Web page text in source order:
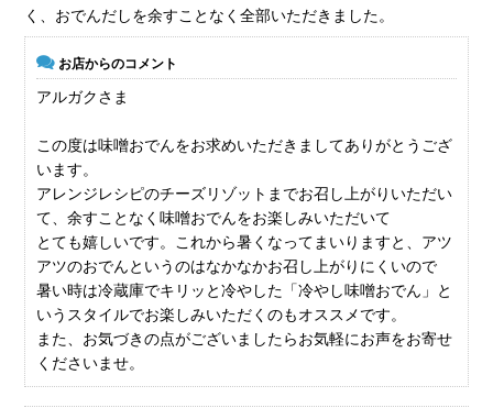
く、おでんだしを余すことなく全部いただきました。
お店からのコメント
アルガクさま
この度は味噌おでんをお求めいただきましてありがとうござ
います。
アレンジレシピのチーズリゾットまでお召し上がりいただい
て、余すことなく味噌おでんをお楽しみいただいて
とても嬉しいです。これから暑くなってまいりますと、アツ
アツのおでんというのはなかなかお召し上がりにくいので
暑い時は冷蔵庫でキリッと冷やした「冷やし味噌おでん」と
いうスタイルでお楽しみいただくのもオススメです。
また、お気づきの点がございましたらお気軽にお声をお寄せ
くださいませ。